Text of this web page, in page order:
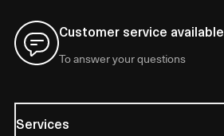
Customer service available
To answer your questions
Services